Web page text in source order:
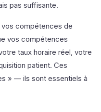
pas suffisante.
compétences de
vos compétences
taux horaire réel, votre
patient. Ces
» — ils sont essentiels à